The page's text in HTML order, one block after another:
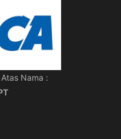
Atas Nama :